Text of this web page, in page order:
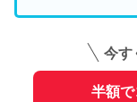
今す
半額